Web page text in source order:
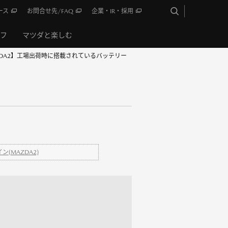
マツダと楽しむ
ス お問合せ先/FAQ 企業・IR・採用
】工場出荷時に搭載されているバッテリー
ン(MAZDA2)